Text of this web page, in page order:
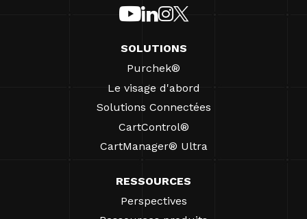
SOLUTIONS
Purchek®
Le visage d'abord
Solutions Connectées
CartControl®
CartManager® Ultra
RESSOURCES
Perspectives